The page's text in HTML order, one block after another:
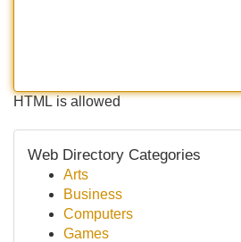
HTML is allowed
Web Directory Categories
Arts
Business
Computers
Games